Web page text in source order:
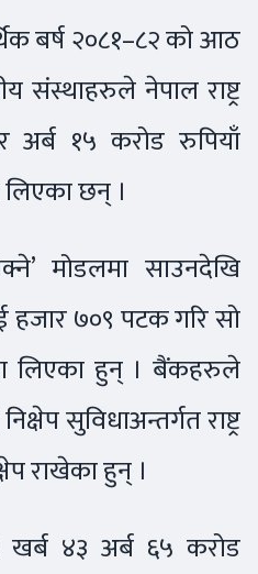
बर्ष २०८१–८२ को आठ
संस्थाहरुले नेपाल राष्ट्र
अर्ब १५ करोड रुपियाँ
लिएका छन् ।
मोडलमा साउनदेखि
हजार ७०९ पटक गरि सो
लिएका हुन् । बैंकहरुले
सुविधाअन्तर्गत राष्ट्र
राखेका हुन् ।
४३ अर्ब ६५ करोड